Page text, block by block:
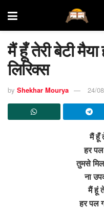
मैं हूँ तेरी बेटी
लिरिक्स
by Shekhar Mourya 24/
मैं हूँ
हर
तुमसे
ना
मैं हूं
हर पल